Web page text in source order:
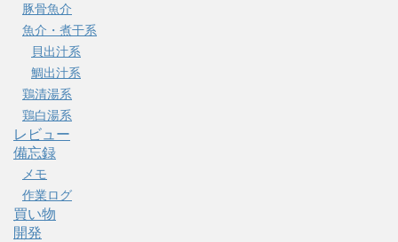
豚骨魚介
魚介・煮干系
貝出汁系
鯛出汁系
鶏清湯系
鶏白湯系
レビュー
備忘録
メモ
作業ログ
買い物
開発